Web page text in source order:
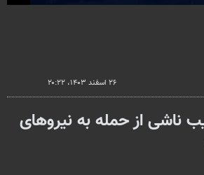
0
۲۶ اسفند ۱۴۰۳، ۲۰:۲۲
ناشی از حمله به نیروهای